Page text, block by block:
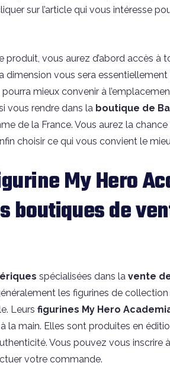
sur l’article qui vous intéresse
produit, vous aurez d’abord accès à
dimension vous sera essentiellement
mieux convenir à
vous rendre dans la boutique de
de la France. Vous aurez la
choisir ce qui vous convient le
My Hero
boutiques de
spécialisées dans la vente
les figurines de collection
Leurs figurines My Hero
la main. Elles sont produites en
Vous pouvez vous inscrire
votre commande.